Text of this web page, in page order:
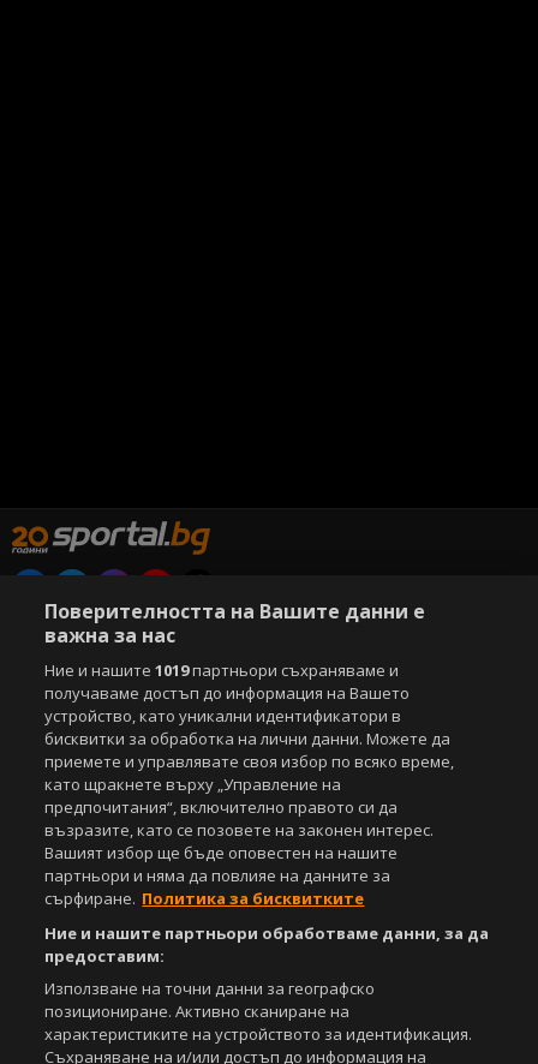
Copyright © 2007-2026 Агенция Спортал. Всички права запазени.
Този уебсайт е собственост на
За нас Екип За рекламa
Общи условия
Етични правила на НСС
Лични данни
Управление на предпочитания
Съдържанието на този уеб сайт и технологиите, използвани в него, са
под закрила на Закона за авторското право и сродните му права.
Всички статии, репортажи, интервюта и други текстови, графични и
видео материали, публикувани в сайта, са собственост на Агенция
Спортал, освен ако изрично е посочено друго. Допуска се
публикуване на текстови материали само след писмено съгласие на
Агенция Спортал, посочване на източника и добавяне на линк към
www.sportal.bg. Използването на графични и видео материали,
публикувани в сайта, е строго забранено. Нарушителите ще бъдат
санкционирани с цялата строгост на закона.
СвалиБЕЗПЛАТНОТОприложение за:
Поверителността на Вашите данни е
важна за нас
Ние и нашите1019партньори съхраняваме и
получаваме достъп до информация на Вашето
устройство, като уникални идентификатори в
бисквитки за обработка на лични данни. Можете да
приемете и управлявате своя избор по всяко време,
като щракнете върху „Управление на
предпочитания“, включително правото си да
възразите, като се позовете на законен интерес.
Вашият избор ще бъде оповестен на нашите
партньори и няма да повлияе на данните за
сърфиране. Политика за бисквитките
Ние и нашите партньори обработваме данни, за да
предоставим:
Използване на точни данни за географско
позициониране. Активно сканиране на
характеристиките на устройството за идентификация.
Съхраняване на и/или достъп до информация на